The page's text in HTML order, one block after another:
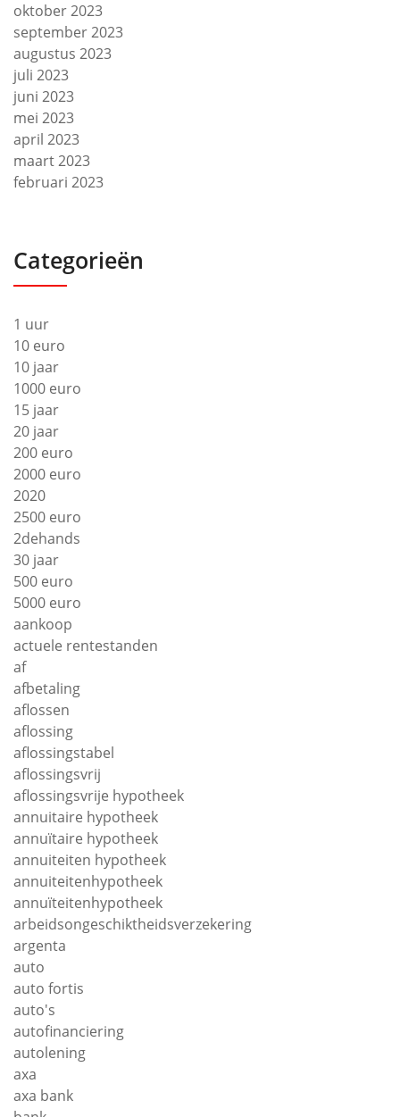
oktober 2023
september 2023
augustus 2023
juli 2023
juni 2023
mei 2023
april 2023
maart 2023
februari 2023
Categorieën
1 uur
10 euro
10 jaar
1000 euro
15 jaar
20 jaar
200 euro
2000 euro
2020
2500 euro
2dehands
30 jaar
500 euro
5000 euro
aankoop
actuele rentestanden
af
afbetaling
aflossen
aflossing
aflossingstabel
aflossingsvrij
aflossingsvrije hypotheek
annuitaire hypotheek
annuïtaire hypotheek
annuiteiten hypotheek
annuiteitenhypotheek
annuïteitenhypotheek
arbeidsongeschiktheidsverzekering
argenta
auto
auto fortis
auto's
autofinanciering
autolening
axa
axa bank